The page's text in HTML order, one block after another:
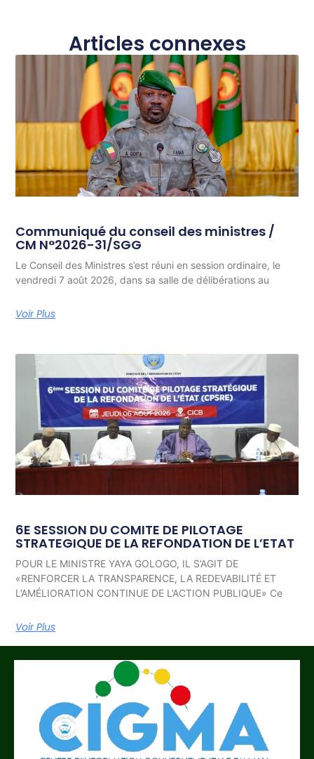
Articles connexes
Communiqué du conseil des ministres /
CM N°2026-31/SGG
Le Conseil des Ministres s’est réuni en session ordinaire, le
vendredi 7 août 2026, dans sa salle de délibérations au
Voir Plus
6E SESSION DU COMITE DE PILOTAGE
STRATEGIQUE DE LA REFONDATION DE L’ETAT
POUR LE MINISTRE YAYA GOLOGO, IL S’AGIT DE
«RENFORCER LA TRANSPARENCE, LA REDEVABILITÉ ET
L’AMÉLIORATION CONTINUE DE L’ACTION PUBLIQUE» Ce
Voir Plus